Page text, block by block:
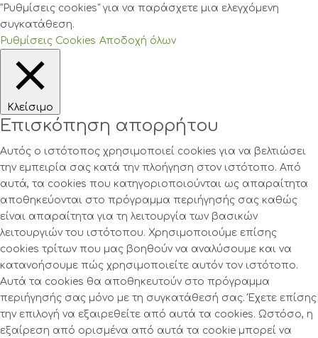
"Ρυθμίσεις cookies" για να παράσχετε μια ελεγχόμενη
συγκατάθεση.
Ρυθμίσεις Cookies Αποδοχή όλων
Κλείσιμο
Επισκόπηση απορρήτου
Αυτός ο ιστότοπος χρησιμοποιεί cookies για να βελτιώσει
την εμπειρία σας κατά την πλοήγηση στον ιστότοπο. Από
αυτά, τα cookies που κατηγοριοποιούνται ως απαραίτητα
αποθηκεύονται στο πρόγραμμα περιήγησής σας καθώς
είναι απαραίτητα για τη λειτουργία των βασικών
λειτουργιών του ιστότοπου. Χρησιμοποιούμε επίσης
cookies τρίτων που μας βοηθούν να αναλύσουμε και να
κατανοήσουμε πώς χρησιμοποιείτε αυτόν τον ιστότοπο.
Αυτά τα cookies θα αποθηκευτούν στο πρόγραμμα
περιήγησής σας μόνο με τη συγκατάθεσή σας. Έχετε επίσης
την επιλογή να εξαιρεθείτε από αυτά τα cookies. Ωστόσο, η
εξαίρεση από ορισμένα από αυτά τα cookie μπορεί να